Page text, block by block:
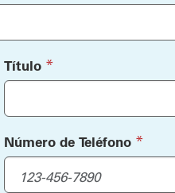
Título (required)
*
Número de Teléfono *